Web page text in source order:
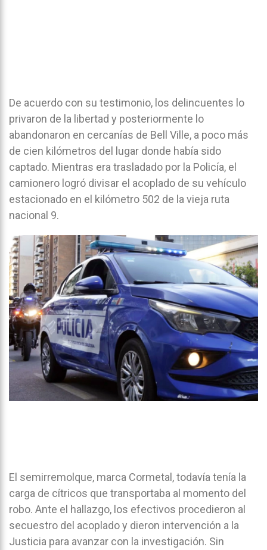
De acuerdo con su testimonio, los delincuentes lo
privaron de la libertad y posteriormente lo
abandonaron en cercanías de Bell Ville, a poco más
de cien kilómetros del lugar donde había sido
captado. Mientras era trasladado por la Policía, el
camionero logró divisar el acoplado de su vehículo
estacionado en el kilómetro 502 de la vieja ruta
nacional 9.
El semirremolque, marca Cormetal, todavía tenía la
carga de cítricos que transportaba al momento del
robo. Ante el hallazgo, los efectivos procedieron al
secuestro del acoplado y dieron intervención a la
Justicia para avanzar con la investigación. Sin